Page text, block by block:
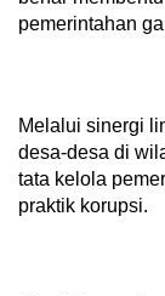
pemerintahan
Melalui sinergi
desa-desa di
tata kelola
praktik korupsi.